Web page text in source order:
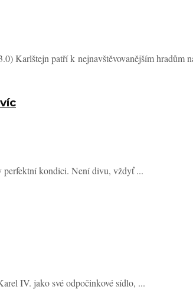
Karlštejn patří k nejnavštěvovanějším hradům
perfektní kondici. Není divu, vždyť ...
IV. jako své odpočinkové sídlo, ...